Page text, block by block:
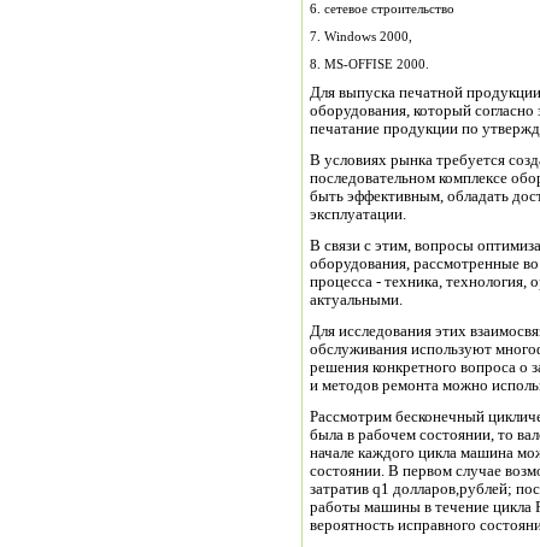
6. сетевое строительство
7. Windows 2000,
8. MS-OFFISE 2000.
Для выпуска печатной
оборудования, который
печатание продукции по
В условиях рынка требуется
последовательном комплексе
быть эффективным, обладать
эксплуатации.
В связи с этим, вопросы
оборудования, рассмотренные
процесса - техника, технология,
актуальными.
Для исследования этих
обслуживания используют
решения конкретного вопроса о
и методов ремонта можно
Рассмотрим бесконечный
была в рабочем состоянии, то
начале каждого цикла машина
состоянии. В первом случае
затратив q1 долларов,рублей;
работы машины в течение цикла
вероятность исправного